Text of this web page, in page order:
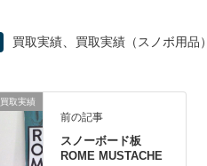
買取実績 買取実績（スノボ用品）
買取実績
前の記事
スノーボード板
ROME MUSTACHE